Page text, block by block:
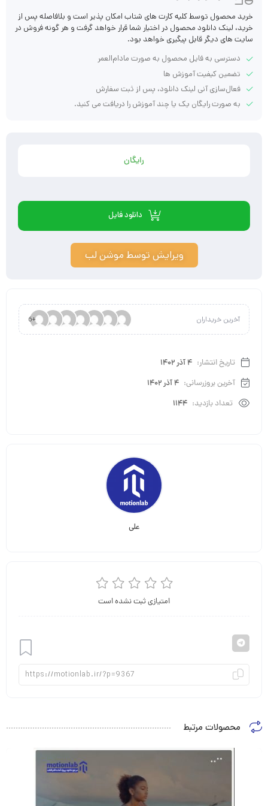
خرید محصول توسط کلیه کارت های شتاب امکان پذیر است و بلافاصله پس از
خرید، لینک دانلود محصول در اختیار شما قرار خواهد گرفت و هر گونه فروش در
سایت های دیگر قابل پیگیری خواهد بود.
دسترسی به فایل محصول به صورت مادام‌العمر
تضمین کیفیت آموزش ها
فعال‌سازی آنی لینک دانلود، پس از ثبت سفارش
به صورت رایگان یک یا چند آموزش را دریافت می کنید.
رایگان
دانلود فایل
ویرایش توسط موشن لب
آخرین خریداران +6
تاریخ انتشار: 4 آذر 1402
آخرین بروزرسانی: 4 آذر 1402
تعداد بازدید: 1144
علی
افزودن
امتیازی ثبت نشده است
محصولات مرتبط